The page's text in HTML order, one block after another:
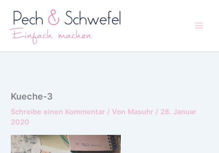
Inhalt
springen
Kueche-3
Schreibe einen Kommentar / Von Masuhr / 28. Januar
2020